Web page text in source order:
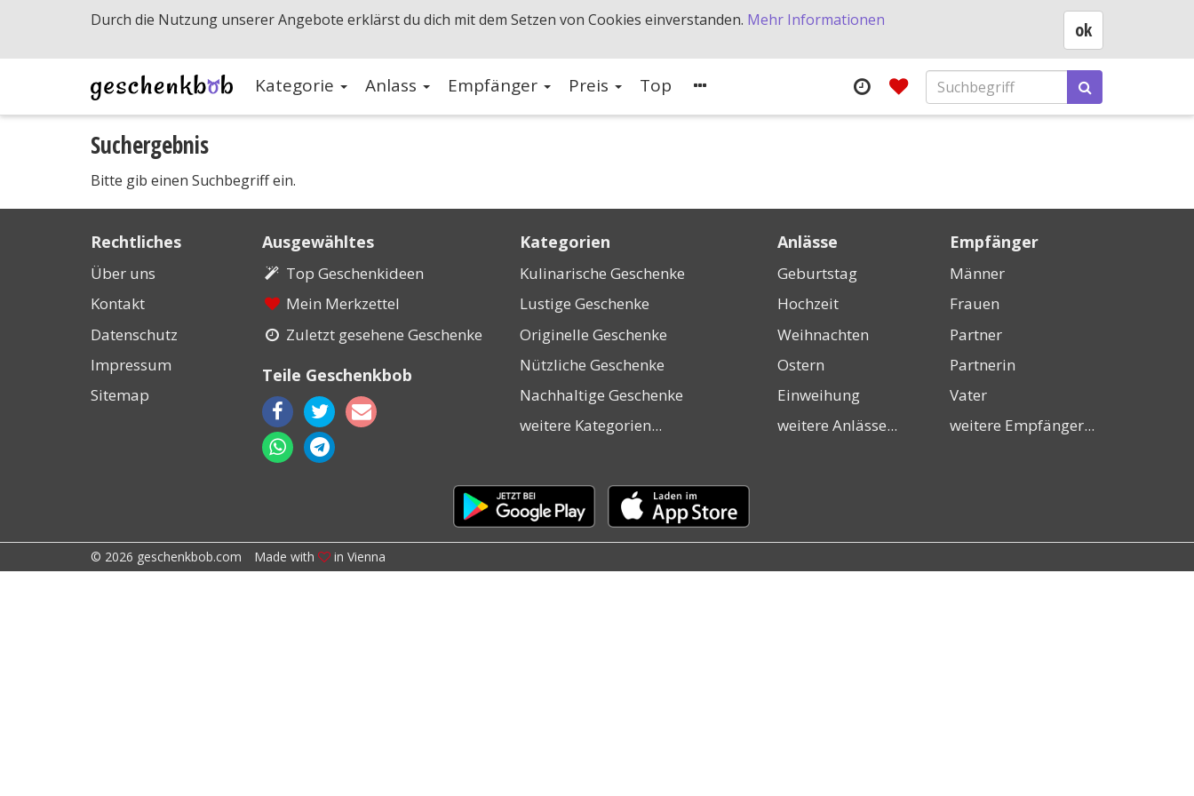
Kategorie Anlass Empfänger Preis Top
Suchergebnis
Bitte gib einen Suchbegriff ein.
Rechtliches
Über uns
Kontakt
Datenschutz
Impressum
Sitemap
Ausgewähltes
Top Geschenkideen
Mein Merkzettel
Zuletzt gesehene Geschenke
Teile Geschenkbob
Kategorien
Kulinarische Geschenke
Lustige Geschenke
Originelle Geschenke
Nützliche Geschenke
Nachhaltige Geschenke
weitere Kategorien...
Anlässe
Geburtstag
Hochzeit
Weihnachten
Ostern
Einweihung
weitere Anlässe...
Empfänger
Männer
Frauen
Partner
Partnerin
Vater
weitere Empfänger...
Laden
im
Google
Laden
im
Apple
© 2026 geschenkbob.com Made with in Vienna
ok
Durch die Nutzung unserer Angebote erklärst du dich mit dem Setzen von Cookies einverstanden. Mehr Informationen